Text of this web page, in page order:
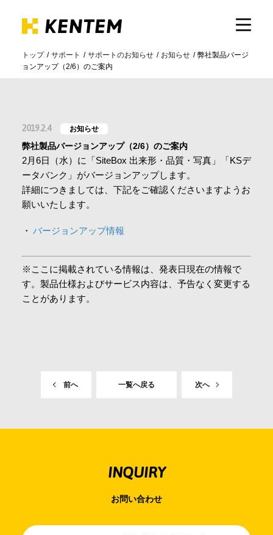
製品・サービス
導入事例
サポート
会社情報
トップ サポート サポートのお知らせ お知らせ
弊社製品バージ
ョンアップ（2/6）のご案内
2019.2.4 お知らせ
弊社製品バージョンアップ（2/6）のご案内
2月6日（水）に「SiteBox 出来形・品質・写真」「KSデ
ータバンク」がバージョンアップします。
詳細につきましては、下記をご確認くださいますようお
願いいたします。
バージョンアップ情報
※ここに掲載されている情報は、発表日現在の情報で
す。製品仕様およびサービス内容は、予告なく変更する
ことがあります。
前へ 一覧へ戻る 次へ
INQUIRY
お問い合わせ